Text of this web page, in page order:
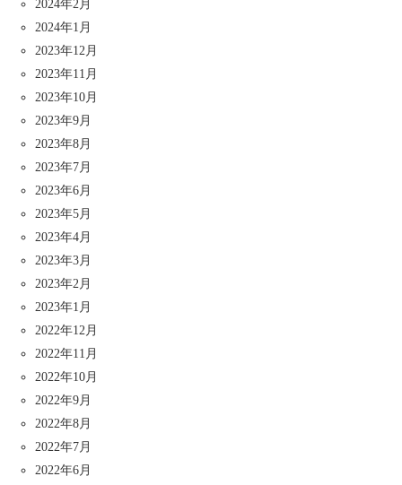
2024年2月
2024年1月
2023年12月
2023年11月
2023年10月
2023年9月
2023年8月
2023年7月
2023年6月
2023年5月
2023年4月
2023年3月
2023年2月
2023年1月
2022年12月
2022年11月
2022年10月
2022年9月
2022年8月
2022年7月
2022年6月